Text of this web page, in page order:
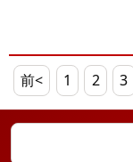
前< 1 2 3